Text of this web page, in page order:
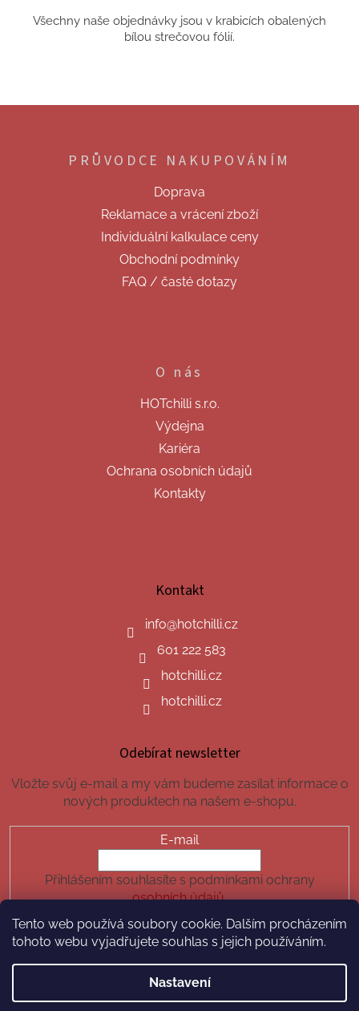
Tento web používá soubory cookie. Dalším procházením
tohoto webu vyjadřujete souhlas s jejich používáním.
Nastavení
Všechny naše objednávky jsou v krabicích obalených
bílou strečovou fólií.
PRŮVODCE NAKUPOVÁNÍM
Doprava
Reklamace a vrácení zboží
Individuální kalkulace ceny
Obchodní podmínky
FAQ / časté dotazy
O nás
HOTchilli s.r.o.
Výdejna
Kariéra
Ochrana osobních údajů
Kontakty
Kontakt
info@hotchilli.cz
601 222 583
hotchilli.cz
hotchilli.cz
Odebírat newsletter
Vložte svůj e-mail a my vám budeme zasílat informace o
nových produktech na našem e-shopu.
E-mail
Přihlášením souhlasíte s podmínkami ochrany
osobních údajů.
PŘIHLÁSIT SE